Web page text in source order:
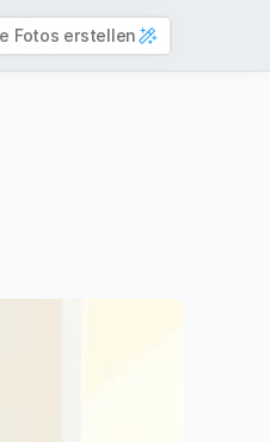
Fotos erstellen